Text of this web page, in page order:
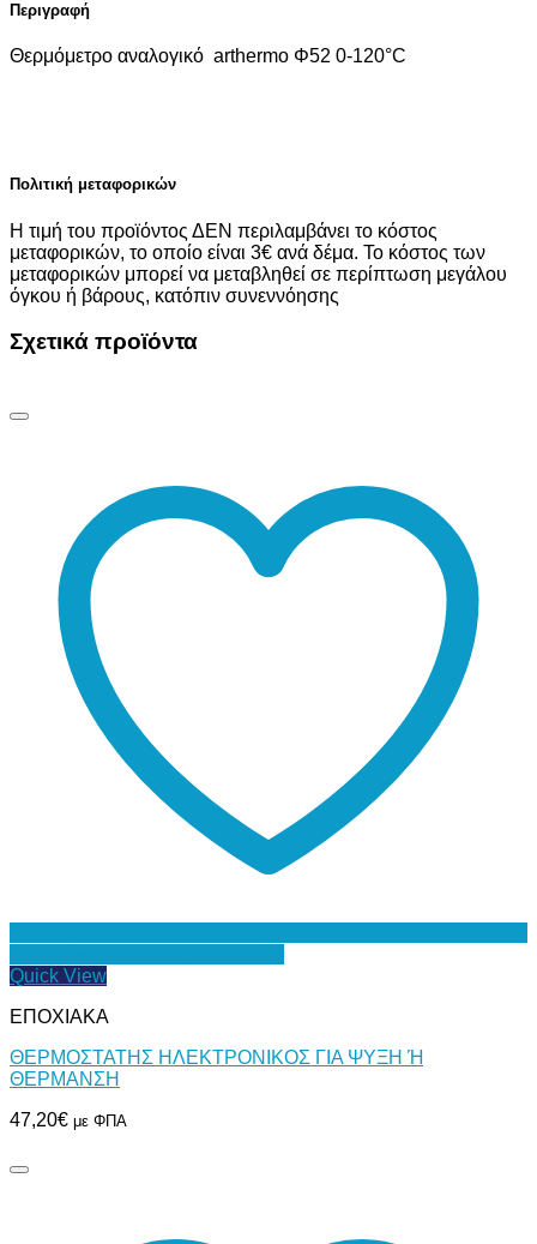
Περιγραφή
Θερμόμετρο αναλογικό arthermo Φ52 0-120°C
Πολιτική μεταφορικών
Η τιμή του προϊόντος ΔΕΝ περιλαμβάνει το κόστος
μεταφορικών, το οποίο είναι 3€ ανά δέμα. Το κόστος των
μεταφορικών μπορεί να μεταβληθεί σε περίπτωση μεγάλου
όγκου ή βάρους, κατόπιν συνεννόησης
Σχετικά προϊόντα
Quick View
ΕΠΟΧΙΑΚΑ
ΘΕΡΜΟΣΤΑΤΗΣ ΗΛΕΚΤΡΟΝΙΚΟΣ ΓΙΑ ΨΥΞΗ Ή
ΘΕΡΜΑΝΣΗ
47,20€ με ΦΠΑ